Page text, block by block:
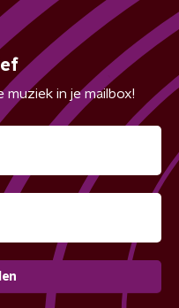
muziek in je mailbox!